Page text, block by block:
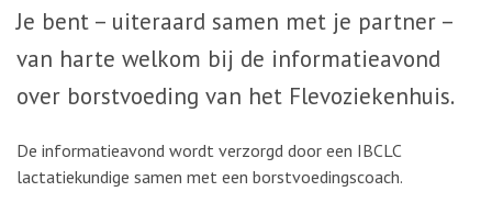
Je bent – uiteraard samen met je partner –
van harte welkom bij de informatieavond
over borstvoeding van het Flevoziekenhuis.
De informatieavond wordt verzorgd door een IBCLC
lactatiekundige samen met een borstvoedingscoach.